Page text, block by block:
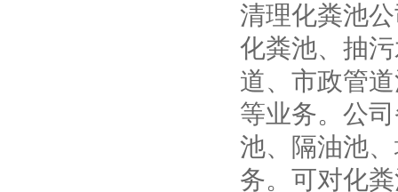
清理化粪池
化粪池、抽
道、市政管
等业务。公
池、隔油池
务。可对化